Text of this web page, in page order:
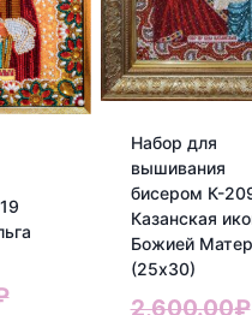
Первоначальная
Набор для
вышивания
бисером К-
Казанская
Божией
(25х30)
2,600.00₽